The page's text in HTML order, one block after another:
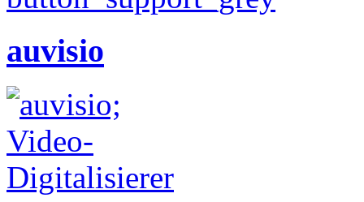
auvisio